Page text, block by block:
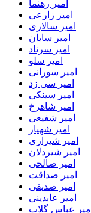
امیر رهنما
امیر زارعی
امیر سالاری
امیر سایان
امیر سرناد
امیر سلو
امیر سورانی
امیر سی زد
امیر سینکی
امیر شاهرخ
امیر شفیعی
امیر شهیار
امیر شیرازی
امیر شیردلان
امیر صالحی
امیر صداقت
امیر صدیقی
امیر عابدینی
امیر عباس گلاب